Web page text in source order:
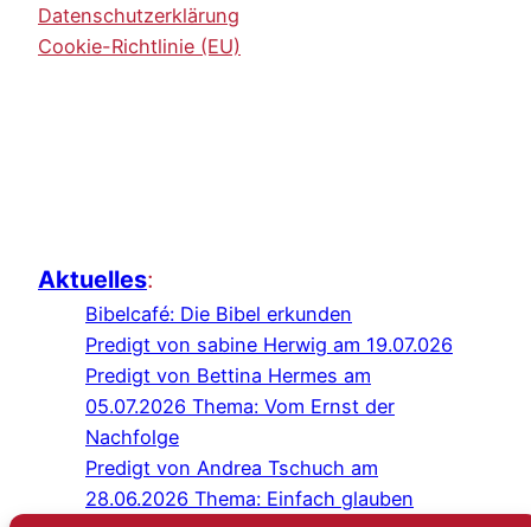
Datenschutzerklärung
Cookie-Richtlinie (EU)
Aktuelles:
Bibelcafé: Die Bibel erkunden
Predigt von sabine Herwig am 19.07.026
Predigt von Bettina Hermes am
05.07.2026 Thema: Vom Ernst der
Nachfolge
Predigt von Andrea Tschuch am
28.06.2026 Thema: Einfach glauben